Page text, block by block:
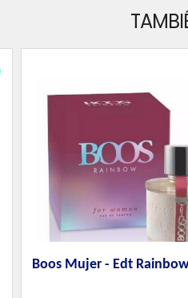
Boos Mujer - Edt